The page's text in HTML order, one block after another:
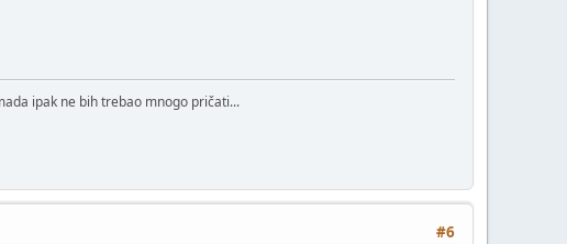
ipak ne bih trebao mnogo pričati...
#6